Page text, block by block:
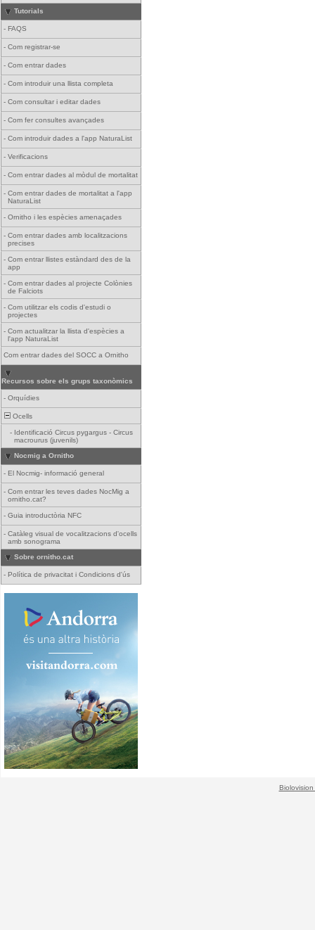
Tutorials
- FAQS
- Com registrar-se
- Com entrar dades
- Com introduir una llista completa
- Com consultar i editar dades
- Com fer consultes avançades
- Com introduir dades a l'app NaturaList
- Verificacions
- Com entrar dades al mòdul de mortalitat
- Com entrar dades de mortalitat a l'app
NaturaList
- Ornitho i les espècies amenaçades
- Com entrar dades amb localitzacions
precises
- Com entrar llistes estàndard des de la
app
- Com entrar dades al projecte Colònies
de Falciots
- Com utilitzar els codis d'estudi o
projectes
- Com actualitzar la llista d'espècies a
l'app NaturaList
Com entrar dades del SOCC a Ornitho
Recursos sobre els grups taxonòmics
- Orquídies
Ocells
- Identificació Circus pygargus - Circus
macrourus (juvenils)
Nocmig a Ornitho
- El Nocmig- informació general
- Com entrar les teves dades NocMig a
ornitho.cat?
- Guia introductòria NFC
- Catàleg visual de vocalitzacions d'ocells
amb sonograma
Sobre ornitho.cat
- Política de privacitat i Condicions d'ús
Biolovision